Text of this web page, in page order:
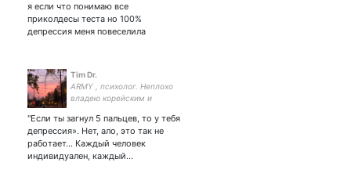
я если что понимаю все
приколдесы теста но 100%
депрессия меня повеселила
Tim Dr.
ARMY , психолог. Неплохо
владею корейским и
"Если ты загнул 5 пальцев, то у тебя
депрессия». Нет, ало, это так не
работает… Каждый человек
индивидуален, каждый…